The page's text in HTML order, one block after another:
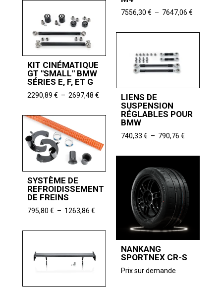
à
16078,99 €
7556,30 € – 7647,06 €Plage
prix :
KIT CINÉMATIQUE
GT "SMALL" BMW
SÉRIES E, F, ET G
2290,89 € – 2697,48 €Plage
prix :
2290,89 €
2697,48 €
LIENS DE
SUSPENSION
RÉGLABLES POUR
BMW
740,33 € – 790,76 €Plage
prix :
790,76 €
SYSTÈME DE
REFROIDISSEMENT
DE FREINS
795,80 € – 1263,86 €Plage
prix :
795,80 €
1263,86 €
NANKANG
SPORTNEX CR-S
Prix sur demande